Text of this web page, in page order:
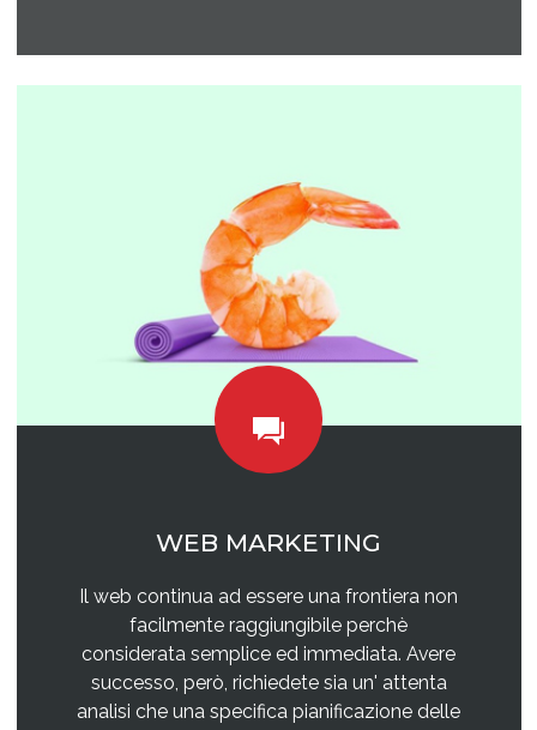
WEB MARKETING
Il web continua ad essere una frontiera non
facilmente raggiungibile perchè
considerata semplice ed immediata. Avere
successo, però, richiedete sia un' attenta
analisi che una specifica pianificazione delle